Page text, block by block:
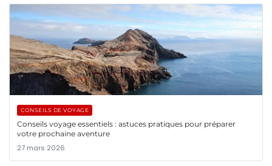
CONSEILS DE VOYAGE
Conseils voyage essentiels : astuces pratiques pour préparer
votre prochaine aventure
27 mars 2026